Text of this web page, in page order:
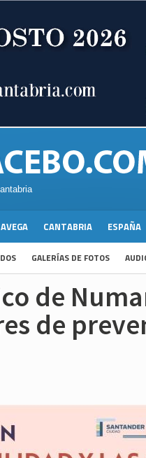
CANTABRIA ESPAÑA
GALERÍAS DE FOTOS
de
de